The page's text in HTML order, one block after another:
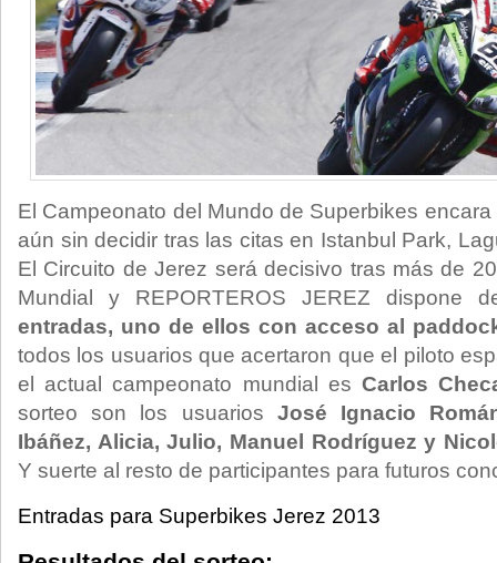
El Campeonato del Mundo de Superbikes
aún sin decidir tras las citas en Istanbul Park,
El Circuito de Jerez será decisivo tras más de
Mundial y REPORTEROS JEREZ dispone
entradas, uno de ellos con acceso al
todos los usuarios que acertaron que el piloto
el actual campeonato mundial es Carlos
sorteo son los usuarios José Ignacio
Ibáñez, Alicia, Julio, Manuel Rodríguez y
Y suerte al resto de participantes para futuros
Entradas para Superbikes Jerez 2013